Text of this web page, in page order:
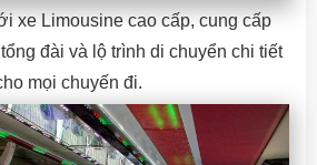
xe Limousine cao cấp, cung cấp
đài và lộ trình di chuyển chi tiết
mọi chuyến đi.